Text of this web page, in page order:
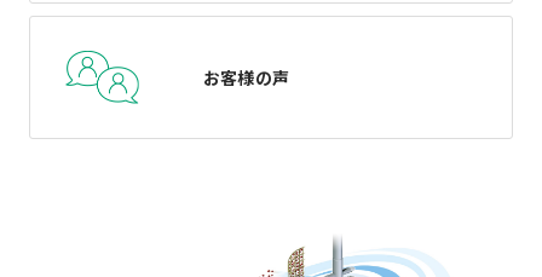
お客様の声